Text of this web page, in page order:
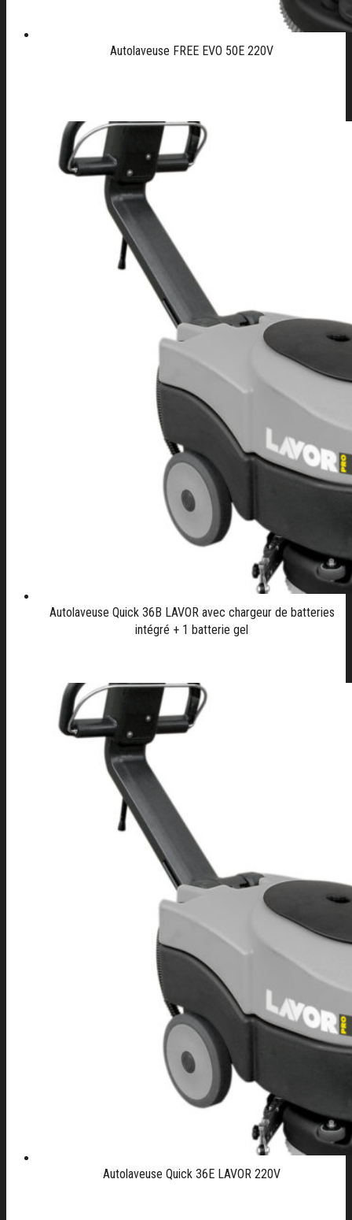
Autolaveuse FREE EVO 50E 220V
Autolaveuse Quick 36B LAVOR avec chargeur de batteries
intégré + 1 batterie gel
Autolaveuse Quick 36E LAVOR 220V